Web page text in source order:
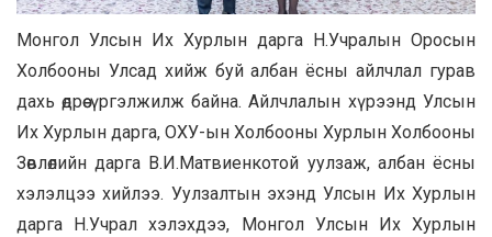
Монгол Улсын Их Хурлын дарга Н.Учралын Оросын
Холбооны Улсад хийж буй албан ёсны айлчлал гурав
дахь өдрөө үргэлжилж байна. Айлчлалын хүрээнд Улсын
Их Хурлын дарга, ОХУ-ын Холбооны Хурлын Холбооны
Зөвлөлийн дарга В.И.Матвиенкотой уулзаж, албан ёсны
хэлэлцээ хийлээ. Уулзалтын эхэнд Улсын Их Хурлын
дарга Н.Учрал хэлэхдээ, Монгол Улсын Их Хурлын